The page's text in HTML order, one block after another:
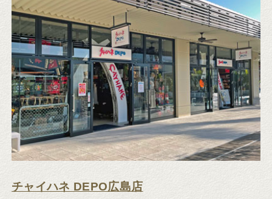
チャイハネ DEPO広島店